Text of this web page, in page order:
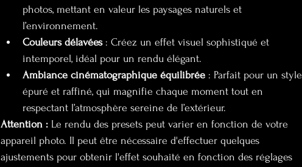
photos, mettant en valeur les paysages naturels et
l’environnement.
Couleurs délavées : Créez un effet visuel sophistiqué et
intemporel, idéal pour un rendu élégant.
Ambiance cinématographique équilibrée : Parfait pour un style
épuré et raffiné, qui magnifie chaque moment tout en
respectant l’atmosphère sereine de l’extérieur.
Attention : Le rendu des presets peut varier en fonction de votre
appareil photo. Il peut être nécessaire d'effectuer quelques
ajustements pour obtenir l'effet souhaité en fonction des réglages